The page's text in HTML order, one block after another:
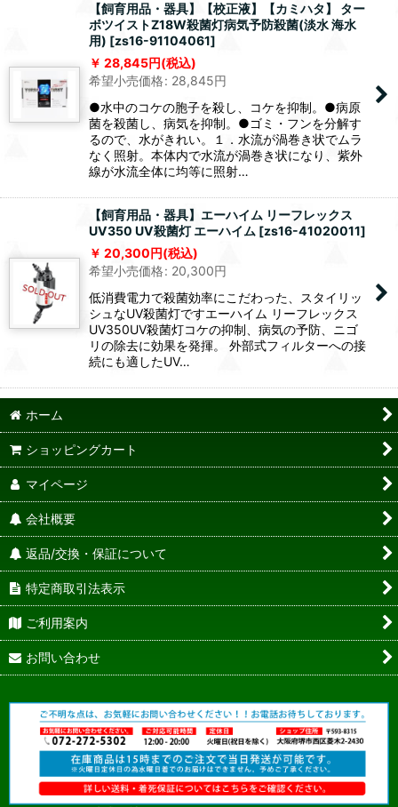
【飼育用品・器具】【校正液】【カミハタ】 ター
ボツイストZ18W殺菌灯病気予防殺菌(淡水 海水
用) [zs16-91104061]
28,845円(税込)
希望小売価格: 28,845円
●水中のコケの胞子を殺し、コケを抑制。●病原
菌を殺菌し、病気を抑制。●ゴミ・フンを分解す
るので、水がきれい。１．水流が渦巻き状でムラ
なく照射。本体内で水流が渦巻き状になり、紫外
線が水流全体に均等に照射…
【飼育用品・器具】エーハイム リーフレックス
UV350 UV殺菌灯 エーハイム [zs16-41020011]
20,300円(税込)
希望小売価格: 20,300円
低消費電力で殺菌効率にこだわった、スタイリッ
シュなUV殺菌灯ですエーハイム リーフレックス
UV350UV殺菌灯コケの抑制、病気の予防、ニゴ
リの除去に効果を発揮。 外部式フィルターへの接
続にも適したUV…
ホーム
ショッピングカート
マイページ
会社概要
返品/交換・保証について
特定商取引法表示
ご利用案内
お問い合わせ